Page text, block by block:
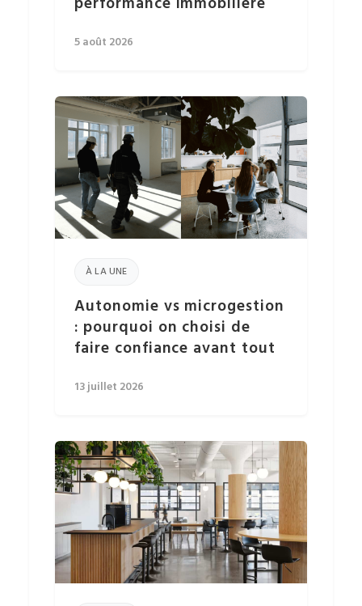
5 août 2026
À LA UNE
Autonomie vs microgestion
: pourquoi on choisi de
faire confiance avant tout
13 juillet 2026